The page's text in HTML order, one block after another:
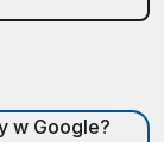
w Google?